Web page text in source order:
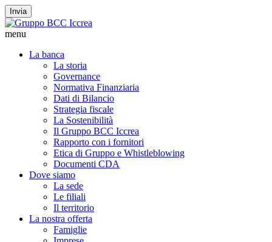
Invia
menu
La banca
La storia
Governance
Normativa Finanziaria
Dati di Bilancio
Strategia fiscale
La Sostenibilità
Il Gruppo BCC Iccrea
Rapporto con i fornitori
Etica di Gruppo e Whistleblowing
Documenti CDA
Dove siamo
La sede
Le filiali
Il territorio
La nostra offerta
Famiglie